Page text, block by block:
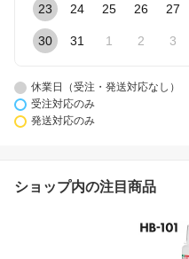
23 24 25 26 27
30 31 1 2 3
休業日（受注・発送対応なし）
受注対応のみ
発送対応のみ
ショップ内の注目商品